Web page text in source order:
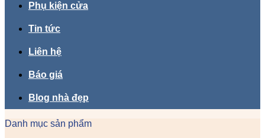
Phụ kiện cửa
Tin tức
Liên hệ
Báo giá
Blog nhà đẹp
Danh mục sản phẩm